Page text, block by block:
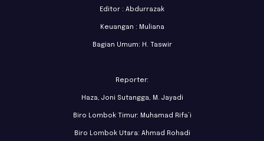
Editor : Abdurrazak
Keuangan : Muliana
Bagian Umum: H. Taswir
Reporter:
Haza, Joni Sutangga, M. Jayadi
Biro Lombok Timur: Muhamad Rifa’i
Biro Lombok Utara: Ahmad Rohadi